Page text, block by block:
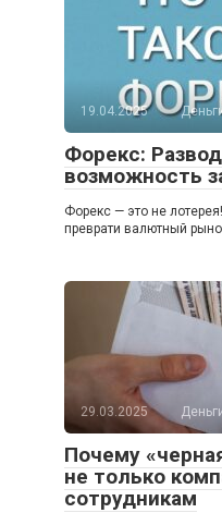
19.04.2025
Форекс:
возможность
Форекс — это не
преврати валютный
29.03.2025
Почему
не только
сотрудникам